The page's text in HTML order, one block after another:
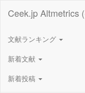
Ceek.jp Altmetrics
文献ランキング
新着文献
新着投稿